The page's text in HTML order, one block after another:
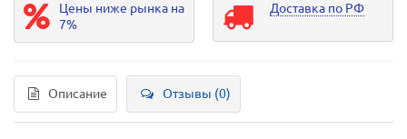
Цены ниже рынка на
7%
Доставка по РФ
Описание Отзывы (0)